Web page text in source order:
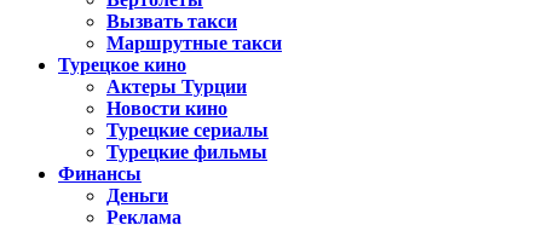
Вызвать такси
Маршрутные такси
Турецкое кино
Актеры Турции
Новости кино
Турецкие сериалы
Турецкие фильмы
Финансы
Деньги
Реклама